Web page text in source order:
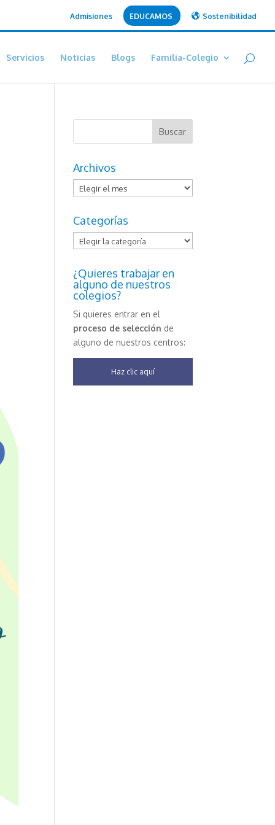
Admisiones EDUCAMOS Sostenibilidad
Servicios Noticias Blogs Familia-Colegio
Archivos
Archivos
Categorías
Categorías
¿Quieres trabajar en
alguno de nuestros
colegios?
Si quieres entrar en el
proceso de selección de
alguno de nuestros centros:
Haz clic aquí